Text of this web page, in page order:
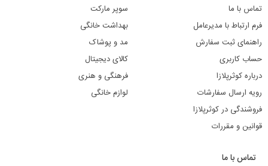
تماس با ما
فرم ارتباط با مدیرعامل
راهنمای ثبت سفارش
حساب کاربری
درباره کوثرپلازا
رویه ارسال سفارشات
فروشندگی در کوثرپلازا
قوانین و مقررات
سوپر مارکت
بهداشت خانگی
مد و پوشاک
کالای دیجیتال
فرهنگی و هنری
لوازم خانگی
تماس با ما